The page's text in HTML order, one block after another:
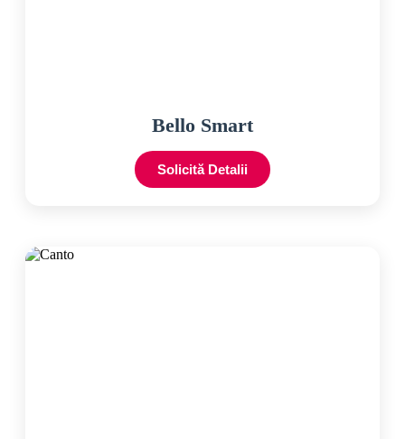
Bello Smart
Solicită Detalii